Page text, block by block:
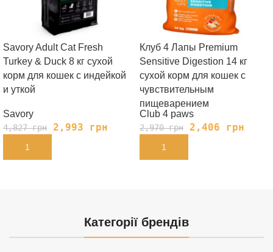
Savory Adult Cat Fresh
Turkey & Duck 8 кг сухой
корм для кошек с индейкой
и уткой
Savory
4,827грн 2,993 грн
В КОРЗИНУ
Клуб 4 Лапы Premium
Sensitive Digestion 14 кг
сухой корм для кошек с
чувствительным
пищеварением
Club 4 paws
2,970грн 2,406 грн
В КОРЗИНУ
Категорії брендів